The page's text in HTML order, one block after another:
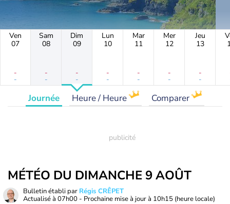
Ven
07
-
-
Sam
08
-
-
Dim
09
-
-
Lun
10
-
-
Mar
11
-
-
Mer
12
-
-
Jeu
13
-
-
Journée Heure / Heure Comparer
MÉTÉO DU DIMANCHE 9 AOÛT
Bulletin établi par Régis CRÊPET
Actualisé à 07h00 - Prochaine mise à jour à 10h15 (heure locale)